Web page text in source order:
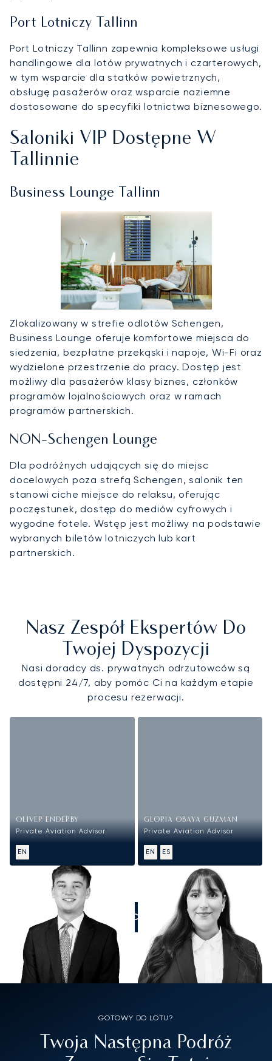
Port Lotniczy Tallinn
Port Lotniczy Tallinn zapewnia kompleksowe usługi
handlingowe dla lotów prywatnych i czarterowych,
w tym wsparcie dla statków powietrznych,
obsługę pasażerów oraz wsparcie naziemne
dostosowane do specyfiki lotnictwa biznesowego.
Saloniki VIP Dostępne W
Tallinnie
Business Lounge Tallinn
Zlokalizowany w strefie odlotów Schengen,
Business Lounge oferuje komfortowe miejsca do
siedzenia, bezpłatne przekąski i napoje, Wi-Fi oraz
wydzielone przestrzenie do pracy. Dostęp jest
możliwy dla pasażerów klasy biznes, członków
programów lojalnościowych oraz w ramach
programów partnerskich.
NON-Schengen Lounge
Dla podróżnych udających się do miejsc
docelowych poza strefą Schengen, salonik ten
stanowi ciche miejsce do relaksu, oferując
poczęstunek, dostęp do mediów cyfrowych i
wygodne fotele. Wstęp jest możliwy na podstawie
wybranych biletów lotniczych lub kart
partnerskich.
Nasz Zespół Ekspertów Do
Twojej Dyspozycji
Nasi doradcy ds. prywatnych odrzutowców są
dostępni 24/7, aby pomóc Ci na każdym etapie
procesu rezerwacji.
OLIVER ENDERBY
Private Aviation Advisor
EN
GLORIA OBAYA GUZMAN
Private Aviation Advisor
EN ES
ZADZWOŃCIE DO NAS
GOTOWY DO LOTU?
Twoja Następna Podróż